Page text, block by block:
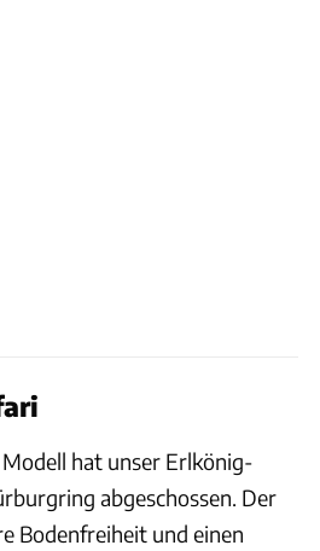
hat unser Erlkönig-
abgeschossen. Der
Bodenfreiheit und einen